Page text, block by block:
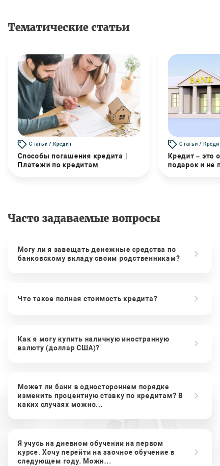
Тематические статьи
Статьи / Кредит
Способы погашения кредита |
Платежи по кредитам
Статьи /
Кредит – это
подарок и не
Часто задаваемые вопросы
Могу ли я завещать денежные средства по
банковскому вкладу своим родственникам?
Что такое полная стоимость кредита?
Как я могу купить наличную иностранную
валюту (доллар США)?
Может ли банк в одностороннем порядке
изменить процентную ставку по кредитам? В
каких случаях можно...
Я учусь на дневном обучении на первом
курсе. Хочу перейти на заочное обучение в
следующем году. Можн...